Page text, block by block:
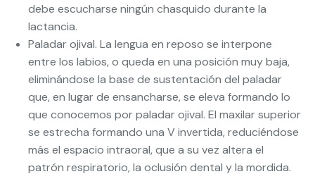
debe escucharse ningún chasquido durante la
lactancia.
Paladar ojival. La lengua en reposo se interpone
entre los labios, o queda en una posición muy baja,
eliminándose la base de sustentación del paladar
que, en lugar de ensancharse, se eleva formando lo
que conocemos por paladar ojival. El maxilar superior
se estrecha formando una V invertida, reduciéndose
más el espacio intraoral, que a su vez altera el
patrón respiratorio, la oclusión dental y la mordida.